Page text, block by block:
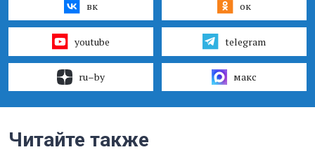
вк ок
youtube telegram
ru–by макс
Читайте также